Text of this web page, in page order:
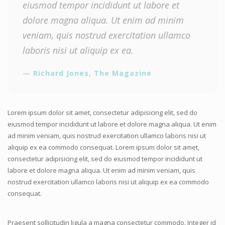
eiusmod tempor incididunt ut labore et
dolore magna aliqua. Ut enim ad minim
veniam, quis nostrud exercitation ullamco
laboris nisi ut aliquip ex ea.
Richard Jones, The Magazine
Lorem ipsum dolor sit amet, consectetur adipisicing elit, sed do
eiusmod tempor incididunt ut labore et dolore magna aliqua. Ut enim
ad minim veniam, quis nostrud exercitation ullamco laboris nisi ut
aliquip ex ea commodo consequat. Lorem ipsum dolor sit amet,
consectetur adipisicing elit, sed do eiusmod tempor incididunt ut
labore et dolore magna aliqua. Ut enim ad minim veniam, quis
nostrud exercitation ullamco laboris nisi ut aliquip ex ea commodo
consequat.
Praesent sollicitudin ligula a magna consectetur commodo. Integer id